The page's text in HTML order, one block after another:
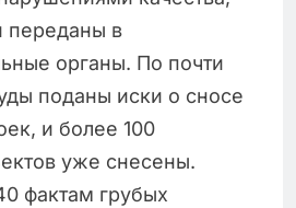
переданы в
органы. По почти
поданы иски о сносе
и более 100
уже снесены.
фактам грубых